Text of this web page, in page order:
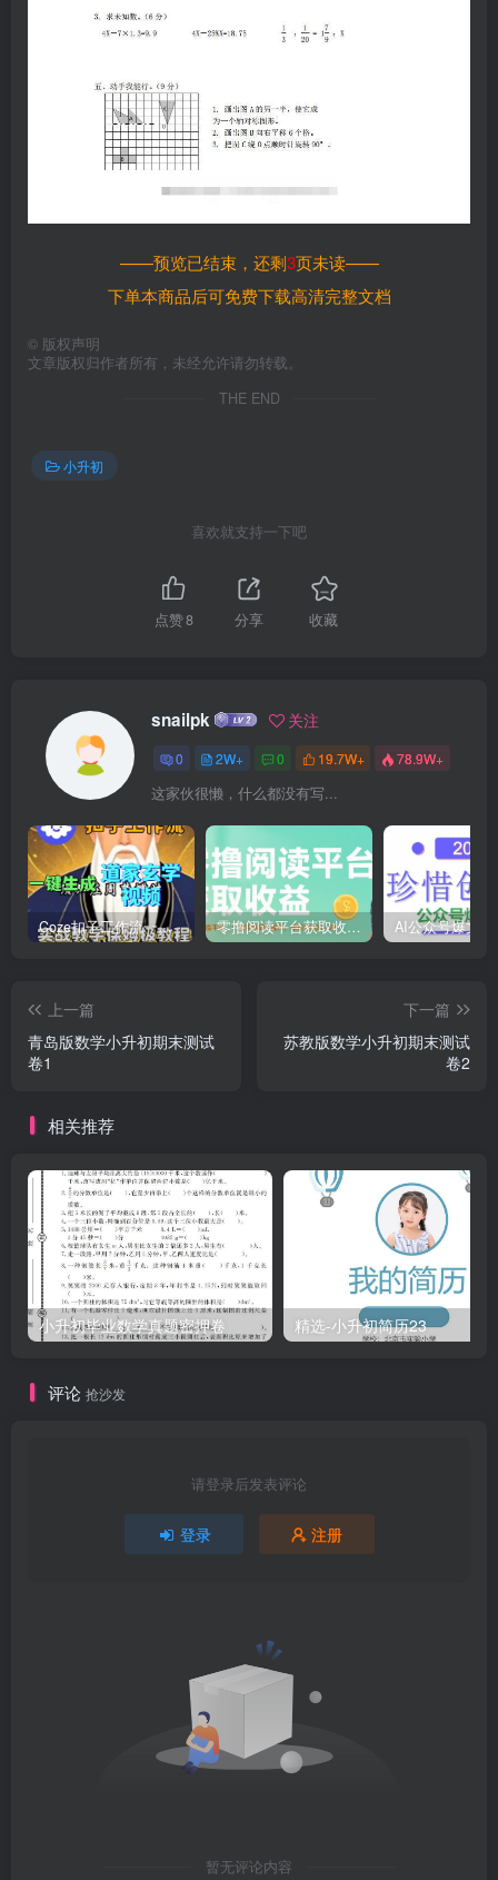
——预览已结束，还剩3页未读——
下单本商品后可免费下载高清完整文档
© 版权声明
文章版权归作者所有，未经允许请勿转载。
THE END
小升初
喜欢就支持一下吧
点赞8 分享 收藏
snailpk 关注
0 2W+ 0 19.7W+ 78.9W+
这家伙很懒，什么都没有写...
Coze扣子工作流一键生成道家玄学短视频，实战保姆级教程 零撸阅读平台获取收益，最新无门槛平台，一部手机即可操作，单日收益50-3张【揭秘】
上一篇
青岛版数学小升初期末测试
卷1
下一篇
苏教版数学小升初期末测试
卷2
相关推荐
小升初毕业数学真题密押卷 精选-小升初简历23
评论 抢沙发
请登录后发表评论
登录 注册
暂无评论内容